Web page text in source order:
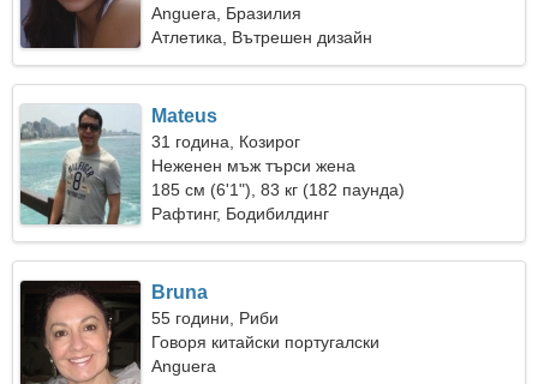
Anguera, Бразилия
Атлетика, Вътрешен дизайн
Mateus
31 година, Козирог
Неженен мъж търси жена
185 см (6'1"), 83 кг (182 паунда)
Рафтинг, Бодибилдинг
Bruna
55 години, Риби
Говоря китайски португалски
Anguera